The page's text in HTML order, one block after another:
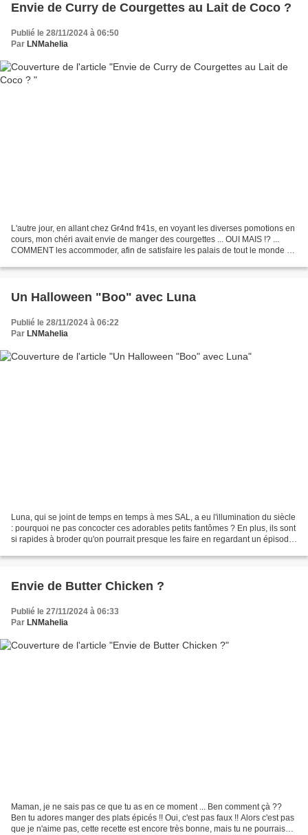
Envie de Curry de Courgettes au Lait de Coco ?
Publié le 28/11/2024 à 06:50
Par LNMahelia
L'autre jour, en allant chez Gr4nd fr41s, en voyant les diverses pomotions en
cours, mon chéri avait envie de manger des courgettes ... OUI MAIS !? ...
COMMENT les accommoder, afin de satisfaire les palais de tout le monde ??
Un Halloween "Boo" avec Luna
Publié le 28/11/2024 à 06:22
Par LNMahelia
Luna, qui se joint de temps en temps à mes SAL, a eu l'illumination du siècle
: pourquoi ne pas concocter ces adorables petits fantômes ? En plus, ils sont
si rapides à broder qu'on pourrait presque les faire en regardant un épisode
Envie de Butter Chicken ?
Publié le 27/11/2024 à 06:33
Par LNMahelia
Maman, je ne sais pas ce que tu as en ce moment ... Ben comment çà ??
Ben tu adores manger des plats épicés !! Oui, c'est pas faux !! Alors c'est pas
que je n'aime pas, cette recette est encore très bonne, mais tu ne pourrais